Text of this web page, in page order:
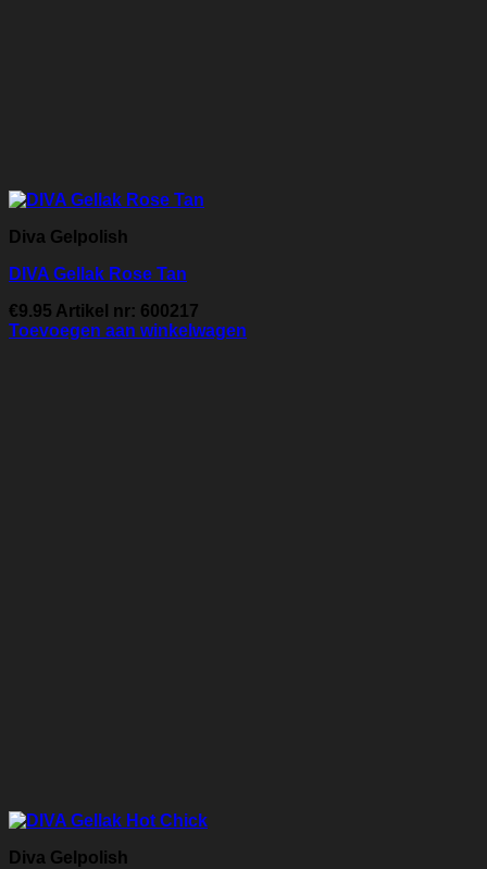
Diva Gelpolish
DIVA Gellak Rose Tan
€9.95 Artikel nr: 600217
Toevoegen aan winkelwagen
Diva Gelpolish